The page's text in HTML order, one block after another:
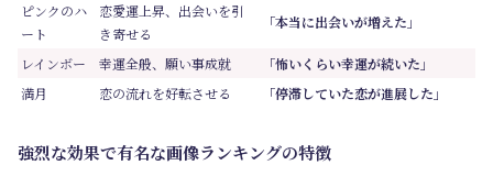
ピンクのハ
ート
恋愛運上昇、出会いを引
き寄せる
「本当に出会いが増えた」
レインボー 幸運全般、願い事成就
「怖いくらい幸運が続いた」
満月
恋の流れを好転させる 「停滞していた恋が進展した」
強烈な効果で有名な画像ランキングの特徴